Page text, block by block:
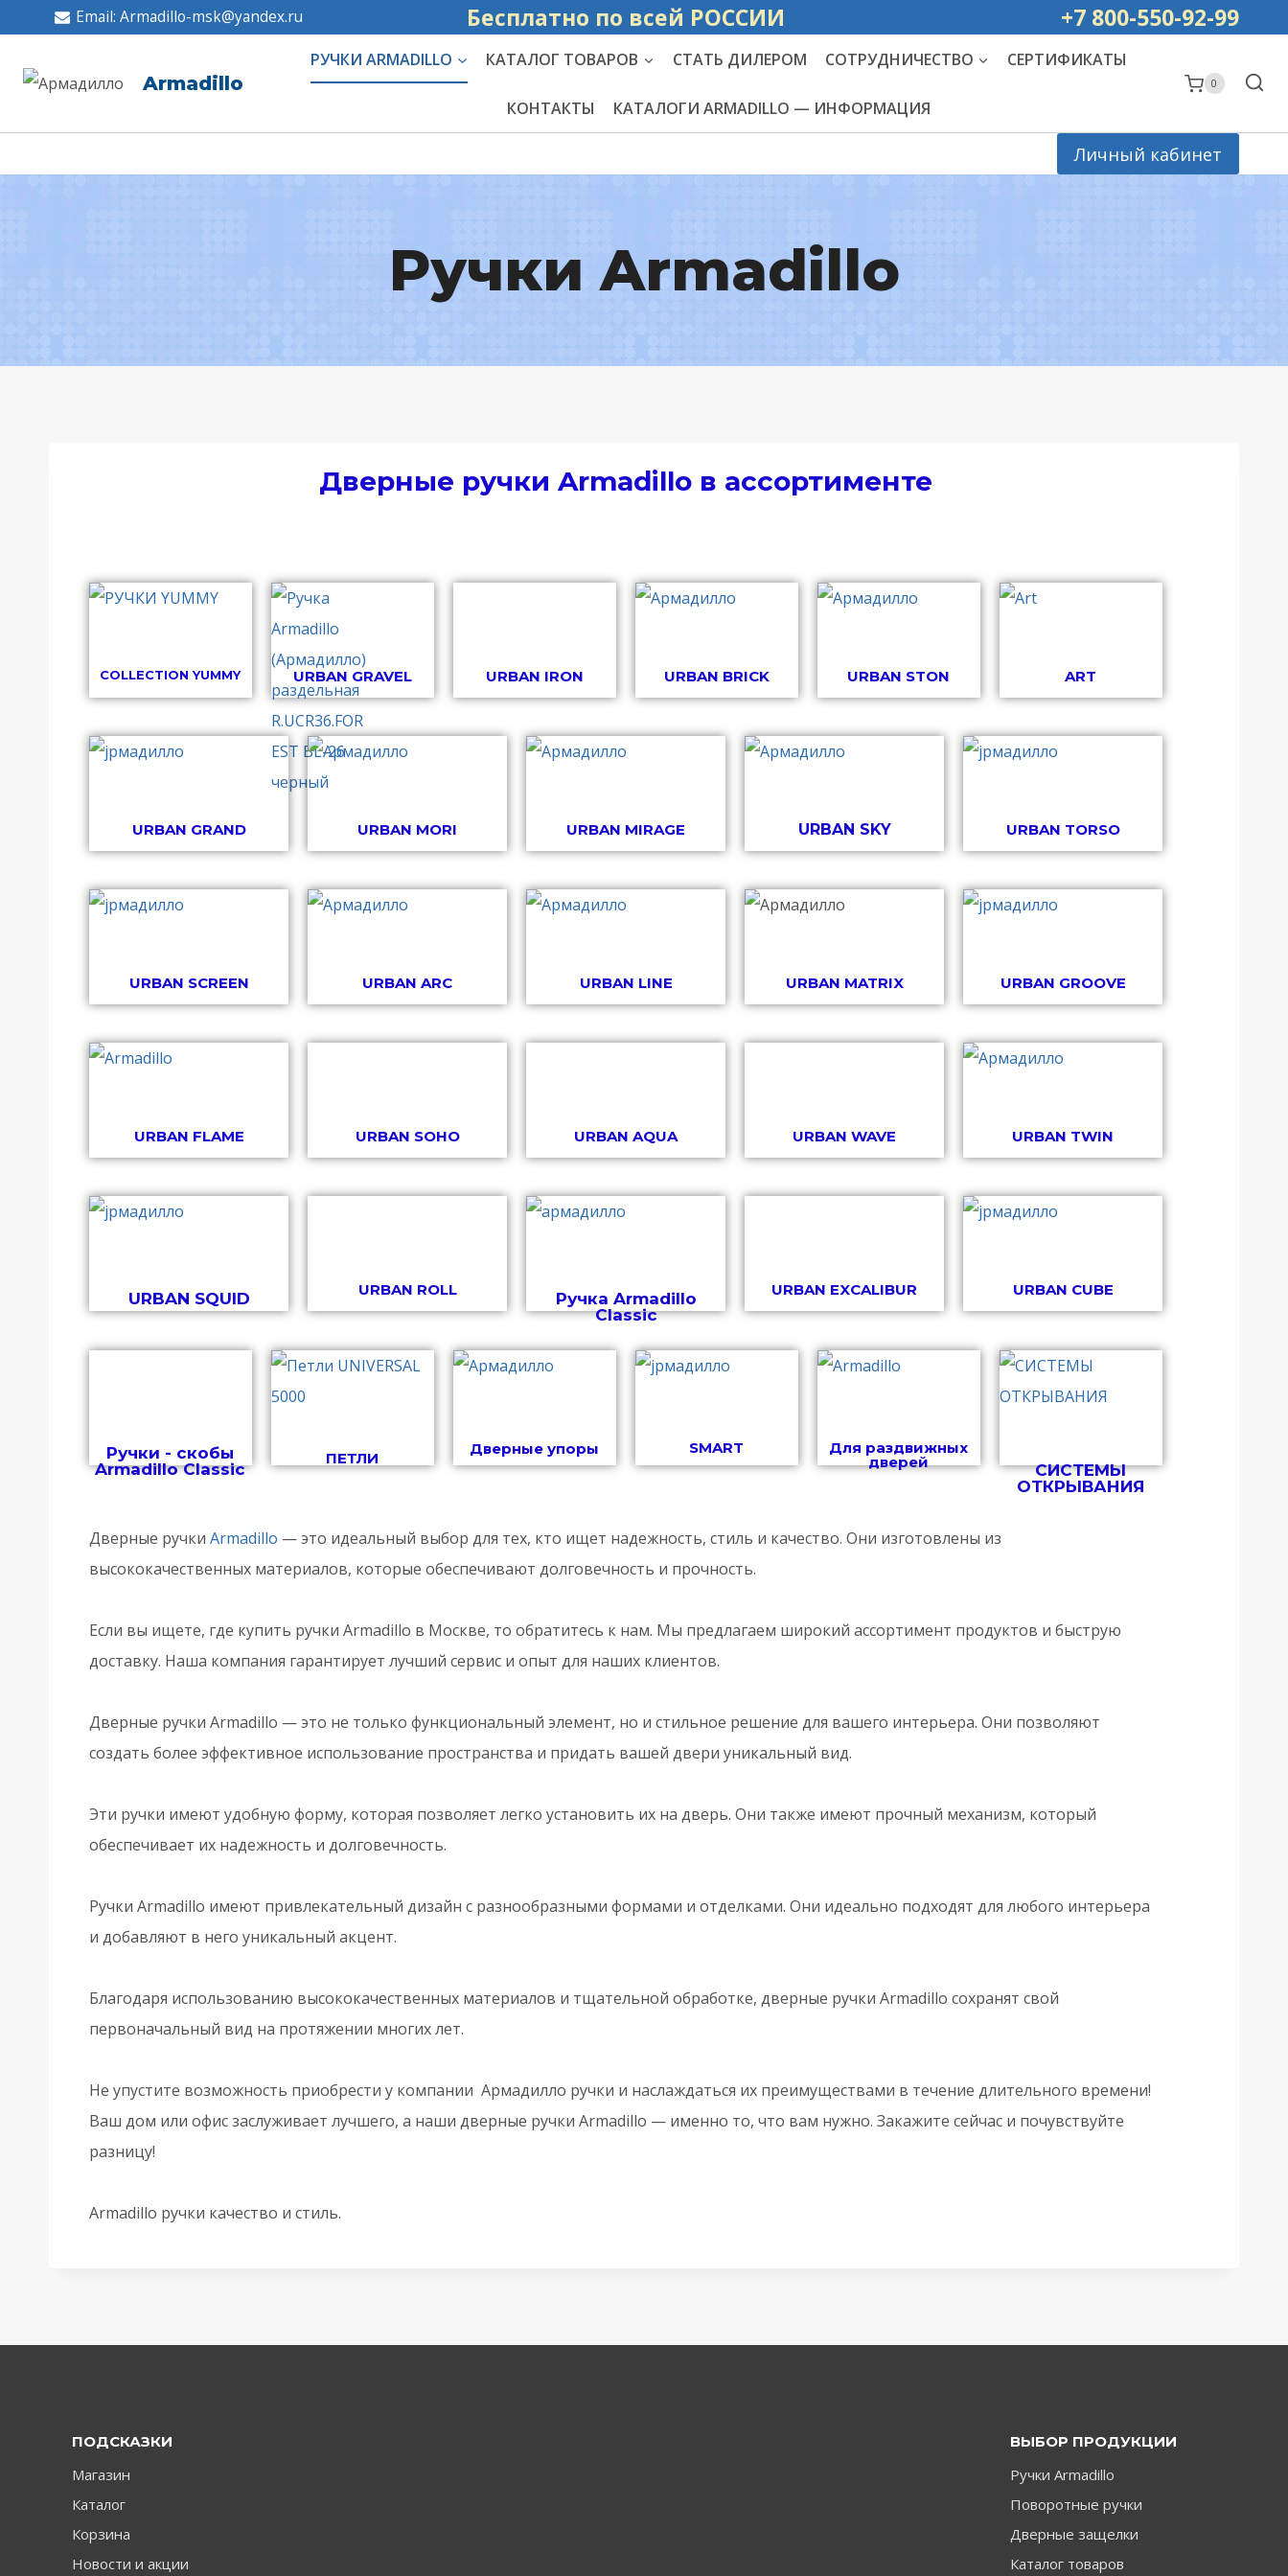
Email: Armadillo-msk@yandex.ru Бесплатно по всей РОССИИ +7 800-550-92-99
Armadillo
РУЧКИ ARMADILLO КАТАЛОГ ТОВАРОВ СТАТЬ ДИЛЕРОМ СОТРУДНИЧЕСТВО СЕРТИФИКАТЫ
КОНТАКТЫ КАТАЛОГИ ARMADILLO — ИНФОРМАЦИЯ
0
Личный кабинет
Ручки Armadillo
Дверные ручки Armadillo в ассортименте
COLLECTION YUMMY URBAN GRAVEL URBAN IRON URBAN BRICK URBAN STON ART
URBAN GRAND URBAN MORI URBAN MIRAGE URBAN SKY URBAN TORSO
URBAN SCREEN URBAN ARC URBAN LINE URBAN MATRIX URBAN GROOVE
URBAN FLAME URBAN SOHO URBAN AQUA URBAN WAVE URBAN TWIN
URBAN SQUID URBAN ROLL
Ручка Armadillo
Classic
URBAN EXCALIBUR URBAN CUBE
Ручки - скобы
Armadillo Classic
ПЕТЛИ
Дверные упоры SMART Для раздвижных
дверей
СИСТЕМЫ
ОТКРЫВАНИЯ
Дверные ручки Armadillo — это идеальный выбор для тех, кто ищет надежность, стиль и качество. Они изготовлены из
высококачественных материалов, которые обеспечивают долговечность и прочность.
Если вы ищете, где купить ручки Armadillo в Москве, то обратитесь к нам. Мы предлагаем широкий ассортимент продуктов и быструю
доставку. Наша компания гарантирует лучший сервис и опыт для наших клиентов.
Дверные ручки Armadillo — это не только функциональный элемент, но и стильное решение для вашего интерьера. Они позволяют
создать более эффективное использование пространства и придать вашей двери уникальный вид.
Эти ручки имеют удобную форму, которая позволяет легко установить их на дверь. Они также имеют прочный механизм, который
обеспечивает их надежность и долговечность.
Ручки Armadillo имеют привлекательный дизайн с разнообразными формами и отделками. Они идеально подходят для любого интерьера
и добавляют в него уникальный акцент.
Благодаря использованию высококачественных материалов и тщательной обработке, дверные ручки Armadillo сохранят свой
первоначальный вид на протяжении многих лет.
Не упустите возможность приобрести у компании Армадилло ручки и наслаждаться их преимуществами в течение длительного времени!
Ваш дом или офис заслуживает лучшего, а наши дверные ручки Armadillo — именно то, что вам нужно. Закажите сейчас и почувствуйте
разницу!
Armadillo ручки качество и стиль.
ПОДСКАЗКИ
Магазин
Каталог
Корзина
Новости и акции
ВЫБОР ПРОДУКЦИИ
Ручки Armadillo
Поворотные ручки
Дверные защелки
Каталог товаров